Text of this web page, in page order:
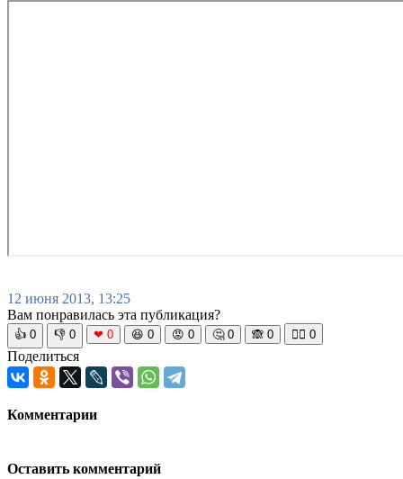
12 июня 2013, 13:25
Вам понравилась эта публикация?
👍 0 👎 0 ❤ 0 😆 0 😡 0 🤔 0 🙈 0 🧘‍♀️ 0
Поделиться
Комментарии
Оставить комментарий